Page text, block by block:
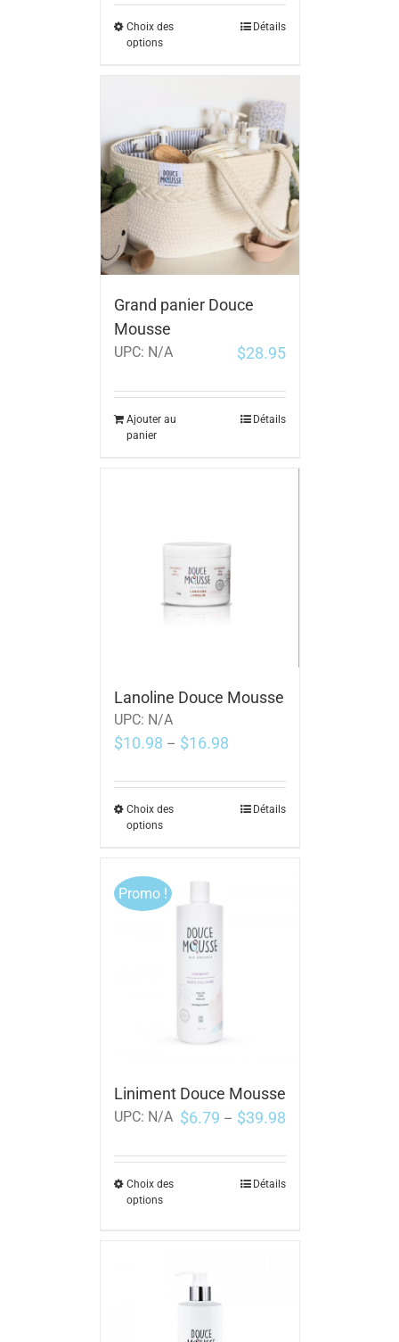
Choix des
options
Détails
Grand panier Douce
Mousse
UPC: N/A $28.95
Ajouter au
panier
Détails
Lanoline Douce Mousse
UPC: N/A
$10.98 – $16.98
Choix des
options
Détails
Promo !
Liniment Douce Mousse
UPC: N/A $6.79 – $39.98
Choix des
options
Détails